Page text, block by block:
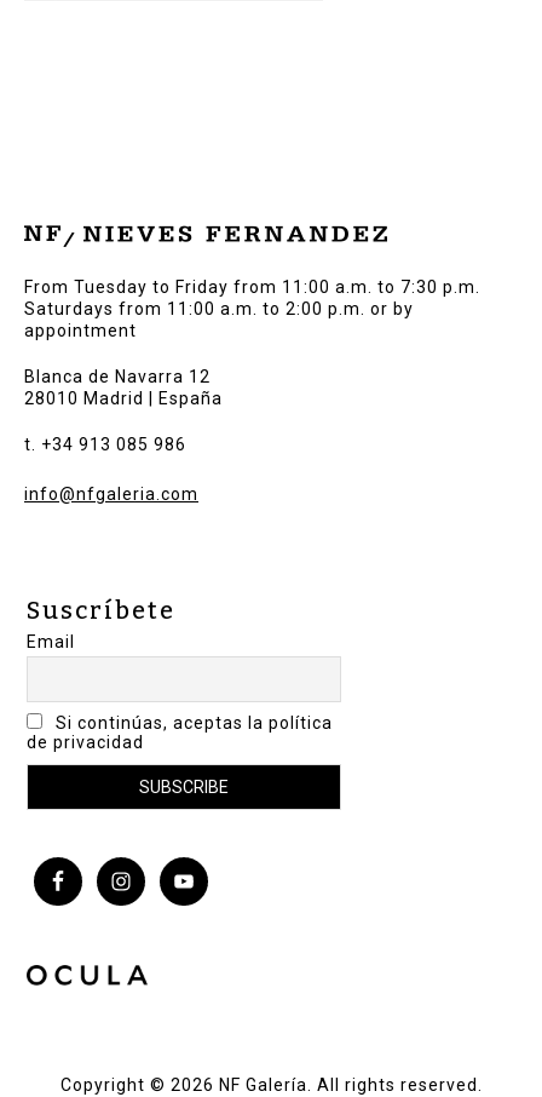
From Tuesday to Friday from 11:00 a.m. to 7:30 p.m.
Saturdays from 11:00 a.m. to 2:00 p.m. or by
appointment
Blanca de Navarra 12
28010 Madrid | España
t. +34 913 085 986
info@nfgaleria.com
Suscríbete
Email
Si continúas, aceptas la política
de privacidad
Copyright © 2026 NF Galería. All rights reserved.